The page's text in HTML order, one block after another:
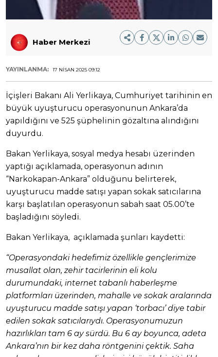
Haber Merkezi
YAYINLANMA: 17 NISAN 2025 09:12
İçişleri Bakanı Ali Yerlikaya, Cumhuriyet tarihinin en
büyük uyuşturucu operasyonunun Ankara’da
yapıldığını ve 525 şüphelinin gözaltına alındığını
duyurdu.
Bakan Yerlikaya, sosyal medya hesabı üzerinden
yaptığı açıklamada, operasyonun adının
“Narkokapan-Ankara” olduğunu belirterek,
uyuşturucu madde satışı yapan sokak satıcılarına
karşı başlatılan operasyonun sabah saat 05.00’te
başladığını söyledi.
Bakan Yerlikaya, açıklamada şunları kaydetti:
“Operasyondaki hedefimiz özellikle gençlerimize
musallat olan, zehir tacirlerinin eli kolu
durumundaki, internet tabanlı haberleşme
platformları üzerinden, mahalle ve sokak aralarında
uyuşturucu madde satışı yapan ‘torbacı’ diye tabir
edilen sokak satıcılarıydı. Operasyonumuzun
hazırlıkları tam 6 ay sürdü. Bu 6 ay boyunca, adeta
Ankara’nın bir kez daha röntgenini çektik. Saha